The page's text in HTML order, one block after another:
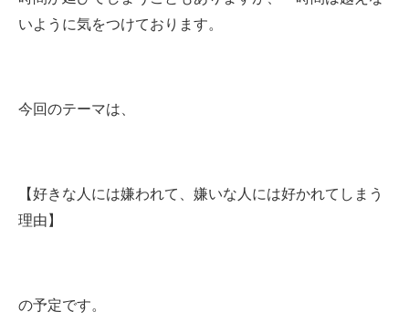
いように気をつけております。
今回のテーマは、
【好きな人には嫌われて、嫌いな人には好かれてしまう
理由】
の予定です。